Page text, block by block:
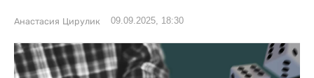
Анастасия Цирулик 09.09.2025, 18:30